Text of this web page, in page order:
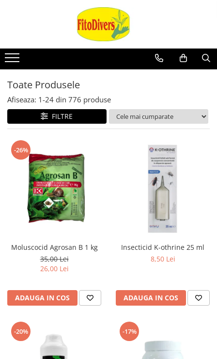
Toate Produsele
Afiseaza: 1-24 din 776 produse
FILTRE
-26%
Moluscocid Agrosan B 1 kg
35,00 Lei
26,00 Lei
ADAUGA IN COS
Insecticid K-othrine 25 ml
8,50 Lei
ADAUGA IN COS
-20% -17%